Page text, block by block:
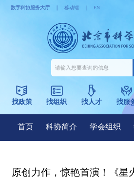
原创力作，惊艳首演！《星